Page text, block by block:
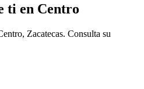
ti en Centro
Zacatecas. Consulta su